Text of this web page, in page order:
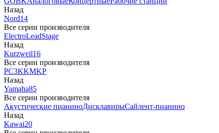
Назад
Nord14
Все серии производителя
ElectroLeadStage
Назад
Kurzweil16
Все серии производителя
PC3KKMKP
Назад
Yamaha85
Все серии производителя
Акустические пианиноДисклавирыСайлент-пианино
Назад
Kawai20